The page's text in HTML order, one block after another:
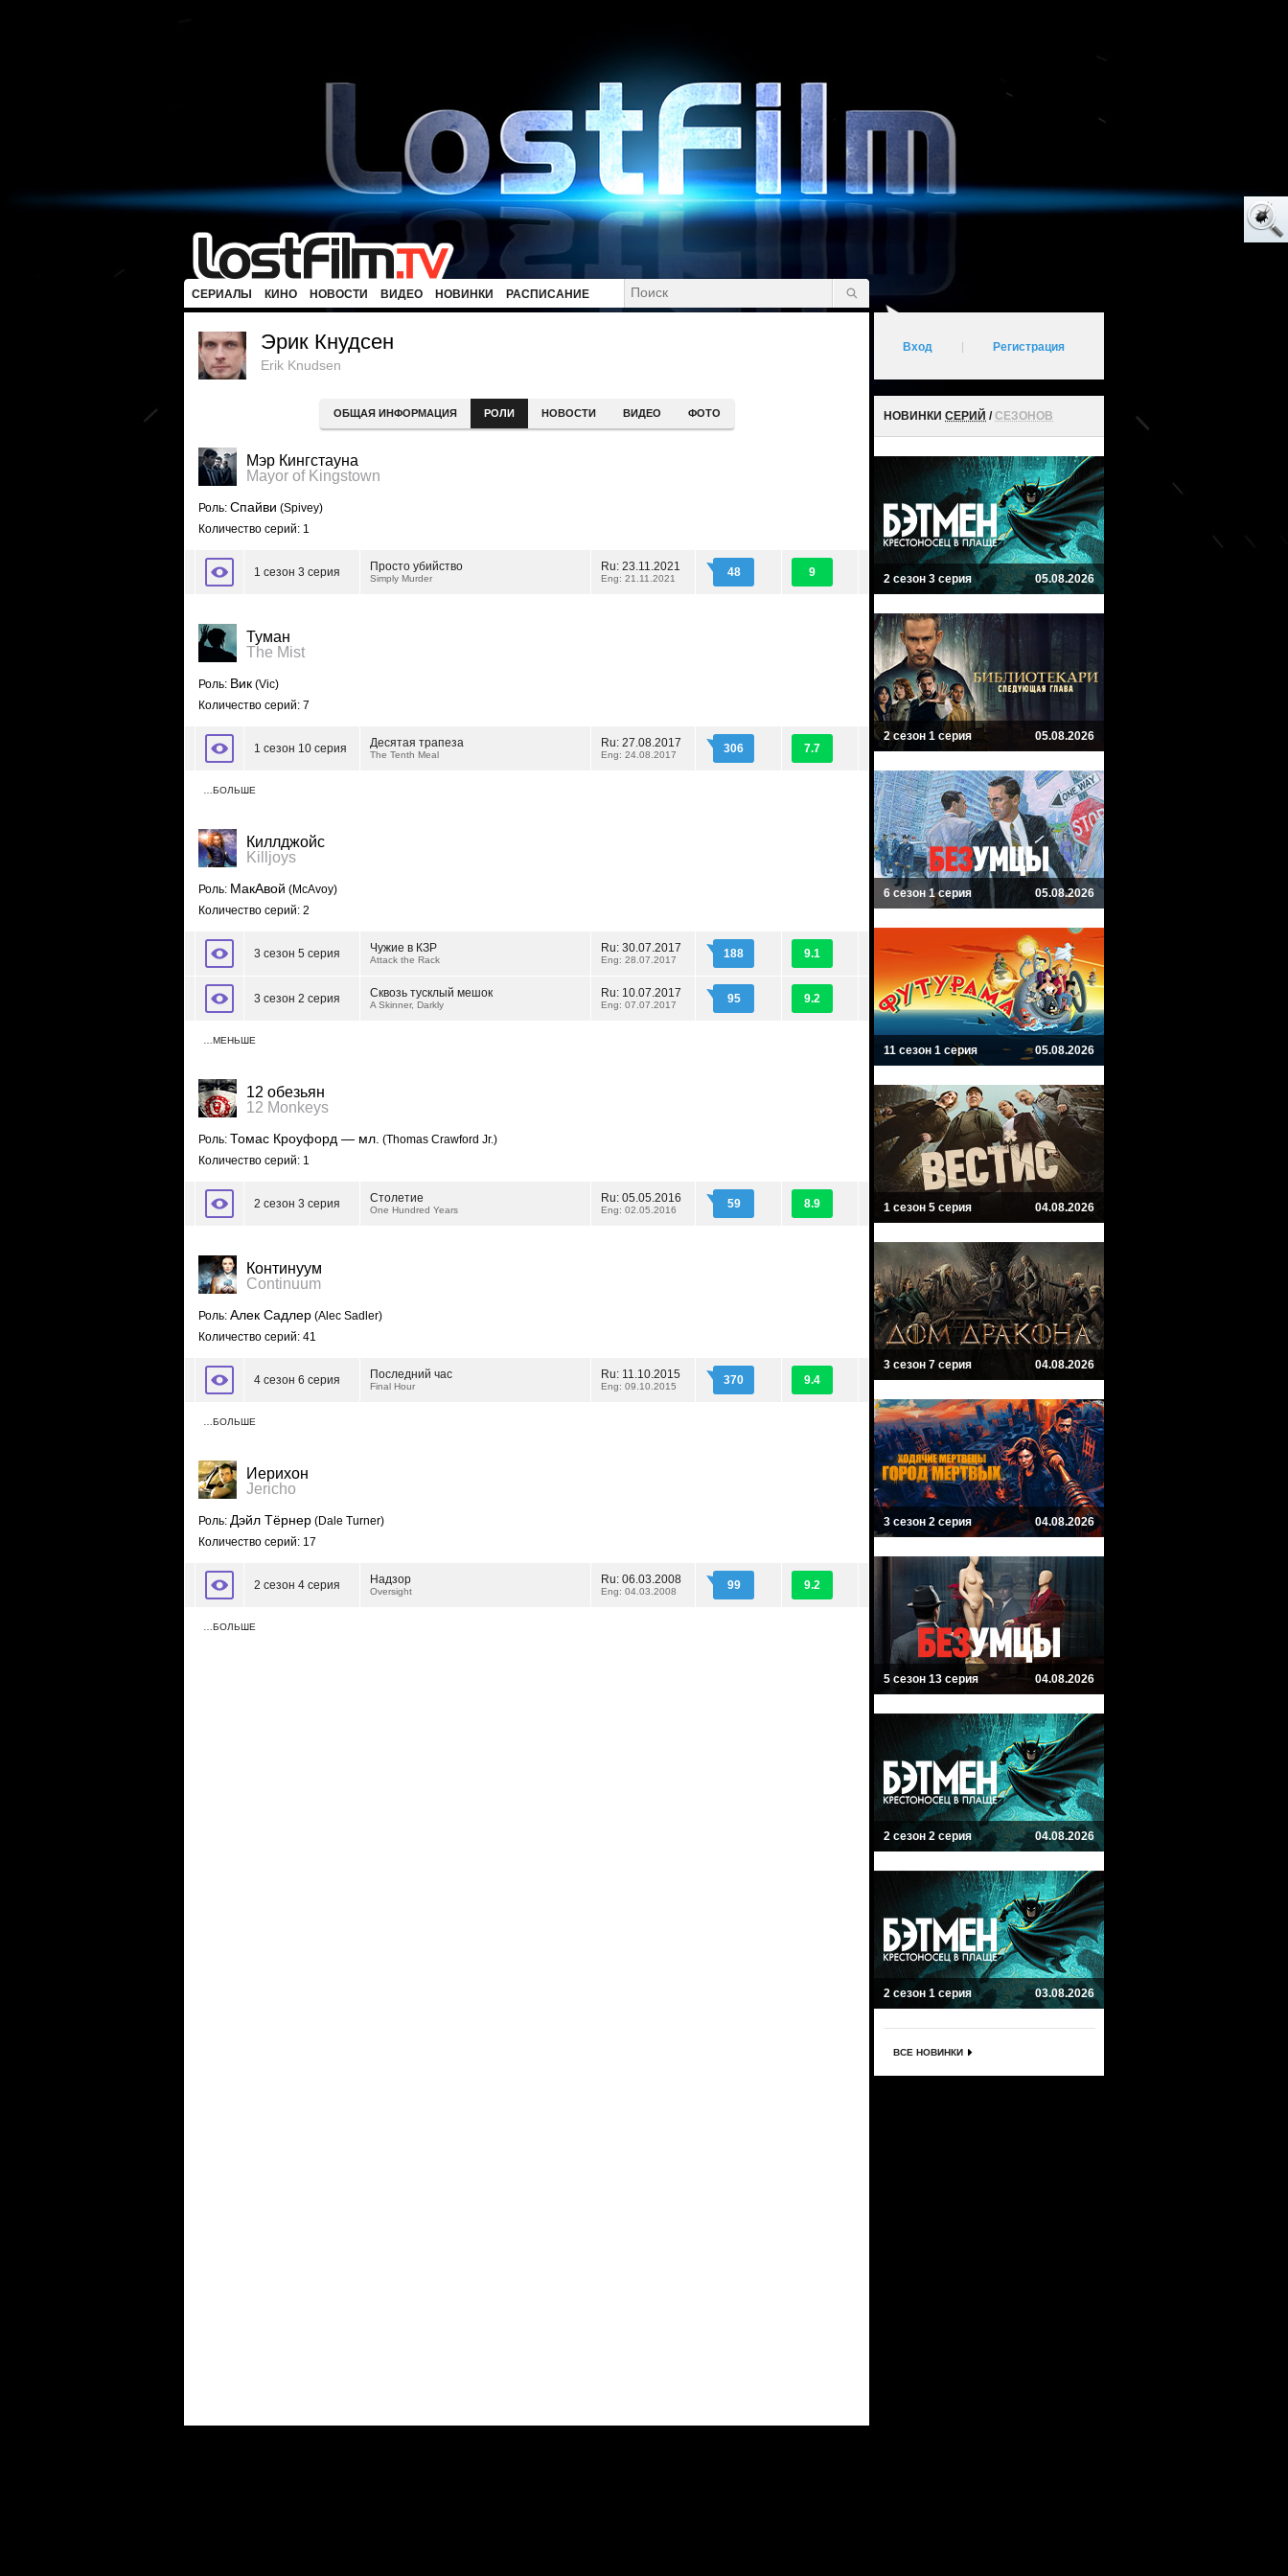
СЕРИАЛЫ КИНО НОВОСТИ ВИДЕО НОВИНКИ РАСПИСАНИЕ
Эрик Кнудсен
Erik Knudsen
ОБЩАЯ ИНФОРМАЦИЯ РОЛИ НОВОСТИ ВИДЕО ФОТО
Мэр Кингстауна
Mayor of Kingstown
Роль: Спайви (Spivey)
Количество серий: 1
1 сезон 3 серия Просто убийство
Simply Murder
Ru: 23.11.2021
Eng: 21.11.2021 48 9
Туман
The Mist
Роль: Вик (Vic)
Количество серий: 7
1 сезон 10 серия Десятая трапеза
The Tenth Meal
Ru: 27.08.2017
Eng: 24.08.2017 306 7.7
…БОЛЬШЕ
Киллджойс
Killjoys
Роль: МакАвой (McAvoy)
Количество серий: 2
3 сезон 5 серия Чужие в КЗР
Attack the Rack
Ru: 30.07.2017
Eng: 28.07.2017 188 9.1
3 сезон 2 серия Сквозь тусклый мешок
A Skinner, Darkly
Ru: 10.07.2017
Eng: 07.07.2017 95 9.2
…МЕНЬШЕ
12 обезьян
12 Monkeys
Роль: Томас Кроуфорд — мл. (Thomas Crawford Jr.)
Количество серий: 1
2 сезон 3 серия Столетие
One Hundred Years
Ru: 05.05.2016
Eng: 02.05.2016 59 8.9
Континуум
Continuum
Роль: Алек Садлер (Alec Sadler)
Количество серий: 41
4 сезон 6 серия Последний час
Final Hour
Ru: 11.10.2015
Eng: 09.10.2015 370 9.4
…БОЛЬШЕ
Иерихон
Jericho
Роль: Дэйл Тёрнер (Dale Turner)
Количество серий: 17
2 сезон 4 серия Надзор
Oversight
Ru: 06.03.2008
Eng: 04.03.2008 99 9.2
…БОЛЬШЕ
Вход Регистрация
НОВИНКИ СЕРИЙ /СЕЗОНОВ
2 сезон 3 серия 05.08.2026
2 сезон 1 серия 05.08.2026
6 сезон 1 серия 05.08.2026
11 сезон 1 серия 05.08.2026
1 сезон 5 серия 04.08.2026
3 сезон 7 серия 04.08.2026
3 сезон 2 серия 04.08.2026
5 сезон 13 серия 04.08.2026
2 сезон 2 серия 04.08.2026
2 сезон 1 серия 03.08.2026
ВСЕ НОВИНКИ